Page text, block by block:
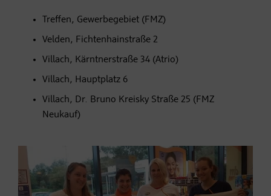
Treffen, Gewerbegebiet (FMZ)
Velden, Fichtenhainstraße 2
Villach, Kärntnerstraße 34 (Atrio)
Villach, Hauptplatz 6
Villach, Dr. Bruno Kreisky Straße 25 (FMZ
Neukauf)